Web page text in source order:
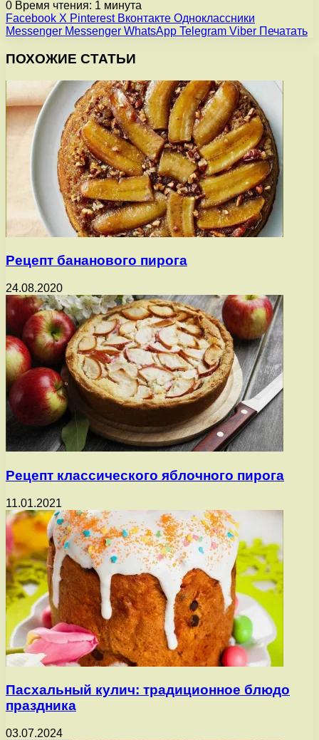
0 Время чтения: 1 минута
Facebook X Pinterest Вконтакте Одноклассники
Messenger Messenger WhatsApp Telegram Viber Печатать
ПОХОЖИЕ СТАТЬИ
Рецепт бананового пирога
24.08.2020
Рецепт классического яблочного пирога
11.01.2021
Пасхальный кулич: традиционное блюдо
праздника
03.07.2024